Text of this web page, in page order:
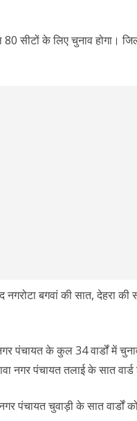
सीटों के लिए चुनाव होगा।
बगवां की सात, देहरा
पंचायत के कुल 34 वार्डों में
नगर पंचायत तलाई के सात वार्ड
पंचायत चुवाड़ी के सात वार्डों